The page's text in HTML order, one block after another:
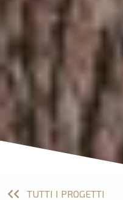
TUTTI I PROGETTI